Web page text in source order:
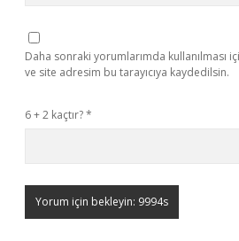
Daha sonraki yorumlarımda kullanılması
ve site adresim bu tarayıcıya kaydedilsin.
6 + 2 kaçtır?*